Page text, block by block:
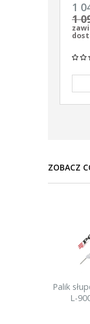
Jula
1
1
ZOBACZ
Palik
L-